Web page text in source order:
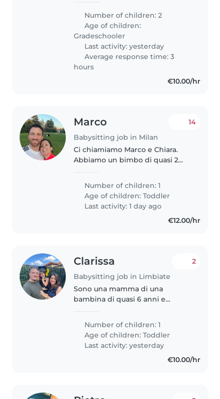
monoparentale. Cerco una
persona seria e affidabile tre
pomeriggi alla settimana
Number of children: 2
Age of children:
Gradeschooler
Last activity: yesterday
Average response time: 3
hours
€10.00/hr
Marco
Babysitting job in Milan
14
Ci chiamiamo Marco e Chiara.
Abbiamo un bimbo di quasi 2
babysiter fissa per mezza
giornata o anche occasionale
durante il giorno per quando
capita che non..
Number of children: 1
Age of children:Toddler
Last activity: 1 day ago
€12.00/hr
Clarissa
Babysitting job in Limbiate
2
Sono una mamma di una
bambina di quasi 6 anni e
settembre. Cerco una babysitter,
che possa supportarmi 2 volte a
settimana, per..
Number of children: 1
Age of children:Toddler
Last activity: yesterday
€10.00/hr